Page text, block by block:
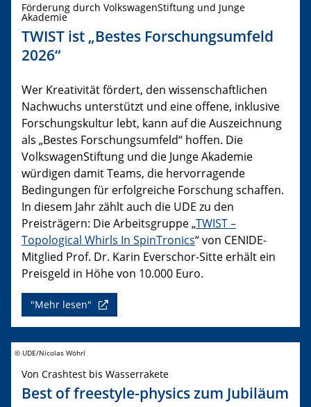
Förderung durch VolkswagenStiftung und Junge
Akademie
TWIST ist „Bestes Forschungsumfeld
2026“
Wer Kreativität fördert, den wissenschaftlichen
Nachwuchs unterstützt und eine offene, inklusive
Forschungskultur lebt, kann auf die Auszeichnung
als „Bestes Forschungsumfeld“ hoffen. Die
VolkswagenStiftung und die Junge Akademie
würdigen damit Teams, die hervorragende
Bedingungen für erfolgreiche Forschung schaffen.
In diesem Jahr zählt auch die UDE zu den
Preisträgern: Die Arbeitsgruppe „TWIST –
Topological Whirls In SpinTronics“ von CENIDE-
Mitglied Prof. Dr. Karin Everschor-Sitte erhält ein
Preisgeld in Höhe von 10.000 Euro.
"Mehr lesen"
© UDE/Nicolas Wöhrl
Von Crashtest bis Wasserrakete
Best of freestyle-physics zum Jubiläum